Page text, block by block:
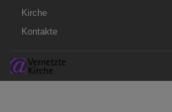
Kirche
Kontakte